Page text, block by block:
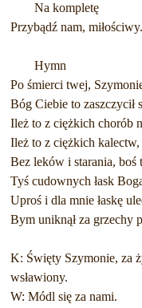
Na kompletę
Przybądź nam,
Hymn
Po śmierci twej,
Bóg Ciebie to zaszczycił
Ileż to z ciężkich chorób
Ileż to z ciężkich
Bez leków i starania, boś
Tyś cudownych łask
Uproś i dla mnie łaskę
Bym uniknął za grzechy
K: Święty Szymonie, za
wsławiony.
W: Módl się za nami.